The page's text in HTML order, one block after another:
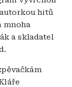
hitů
mnoha
a skladatel